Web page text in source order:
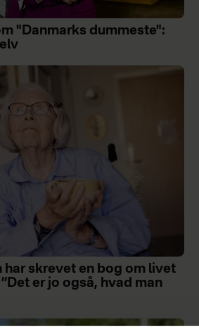
"Danmarks dummeste":
har skrevet en bog om livet
er jo også, hvad man